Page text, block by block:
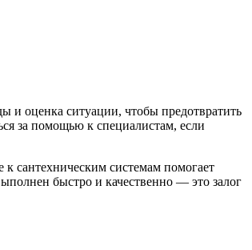
и оценка ситуации, чтобы предотвратить
за помощью к специалистам, если
сантехническим системам помогает
быстро и качественно — это залог